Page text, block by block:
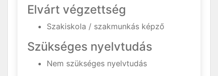
Elvárt végzettség
Szakiskola / szakmunkás képző
Szükséges nyelvtudás
Nem szükséges nyelvtudás